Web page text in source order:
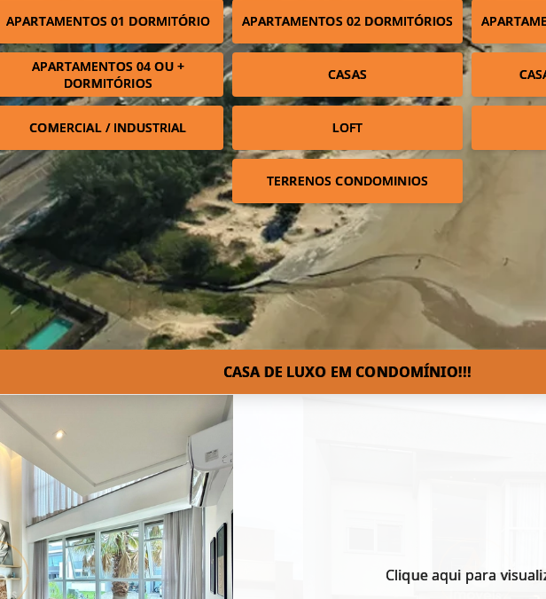
APARTAMENTOS 01 DORMITÓRIO APARTAMENTOS 02 DORMITÓRIOS
APARTAMENTOS 04 OU +
DORMITÓRIOS
CASAS
COMERCIAL / INDUSTRIAL LOFT
TERRENOS CONDOMINIOS
CASA DE LUXO EM CONDOMÍNIO!!!
Clique aqui para